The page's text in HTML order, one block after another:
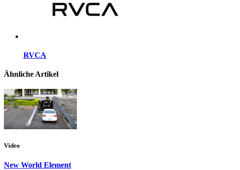
RVCA
Ähnliche Artikel
Video
New World Element